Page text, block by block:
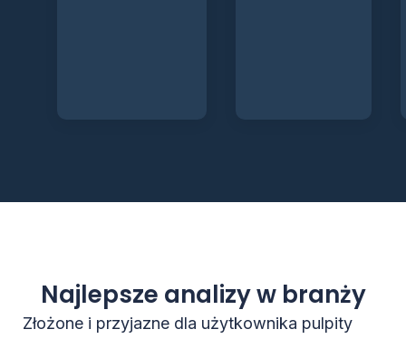
Najlepsze analizy w branży
Złożone i przyjazne dla użytkownika pulpity